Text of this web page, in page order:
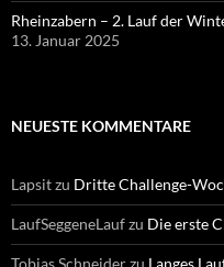
Rheinzabern – 2. Lauf der
13. Januar 2025
NEUESTE KOMMENTARE
Lapsitzu Dritte Challenge-
LaufSeggeneLaufzu Die erste
Tobias Schneiderzu Langes